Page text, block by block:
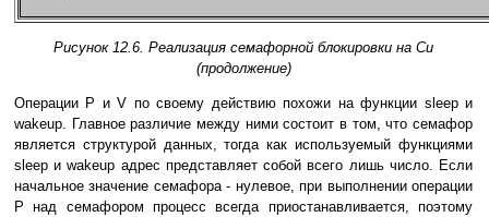
Рисунок 12.6. Реализация семафорной блокировки на Си
(продолжение)
Операции P и V по своему действию похожи на функции sleep и
wakeup. Главное различие между ними состоит в том, что семафор
является структурой данных, тогда как используемый функциями
sleep и wakeup адрес представляет собой всего лишь число. Если
начальное значение семафора - нулевое, при выполнении операции
P над семафором процесс всегда приостанавливается, поэтому